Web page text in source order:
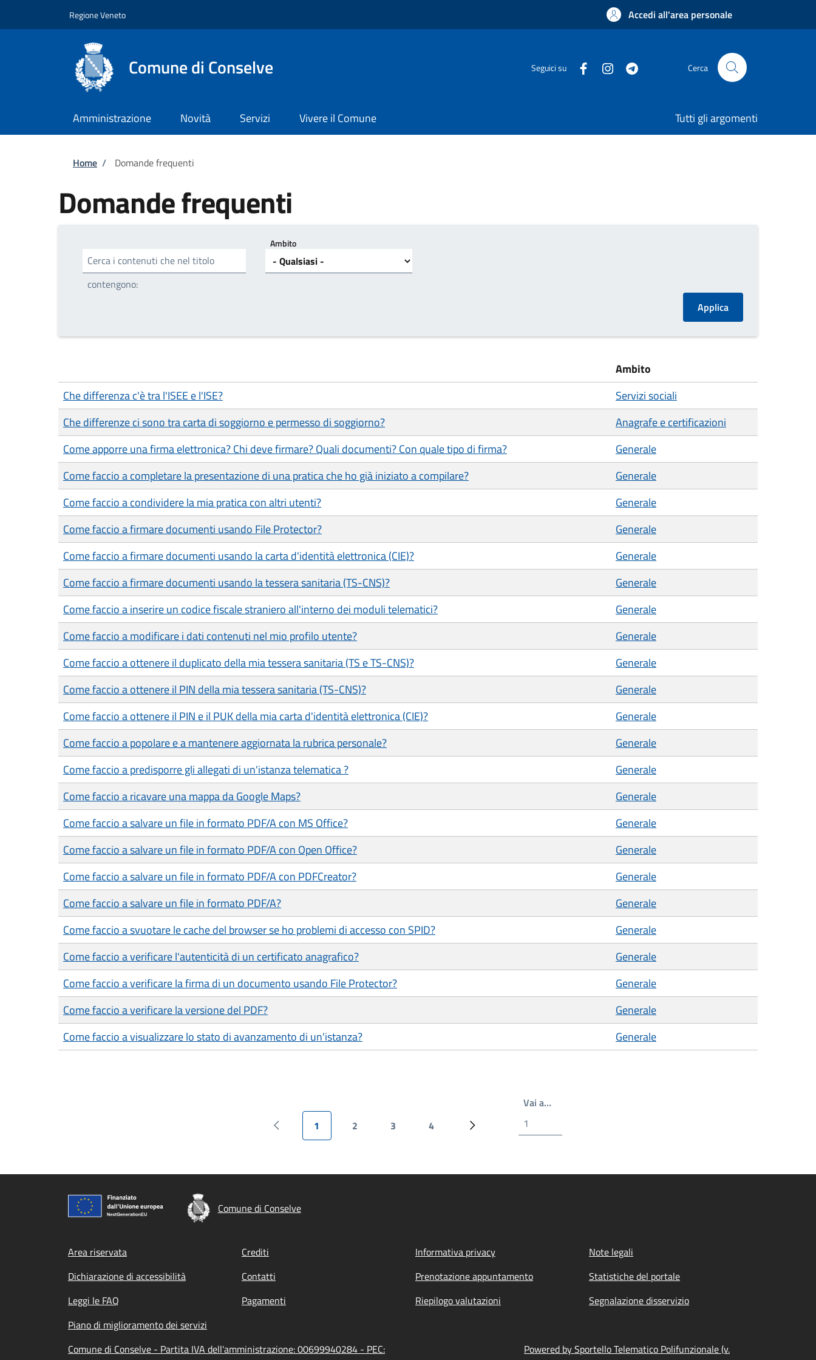
Regione Veneto Accedi all'area personale
Comune di Conselve Seguici su Cerca
Amministrazione Novità Servizi Vivere il Comune Tutti gli argomenti
Briciole di pane
Home / Domande frequenti
Domande frequenti
Cerca i contenuti che nel titolo
contengono:
Ambito
Ambito
Che differenza c'è tra l'ISEE e l'ISE?
Servizi sociali
Che differenze ci sono tra carta di soggiorno e permesso di soggiorno?
Anagrafe e certificazioni
Come apporre una firma elettronica? Chi deve firmare? Quali documenti? Con quale tipo di firma?
Generale
Come faccio a completare la presentazione di una pratica che ho già iniziato a compilare?
Generale
Come faccio a condividere la mia pratica con altri utenti?
Generale
Come faccio a firmare documenti usando File Protector?
Generale
Come faccio a firmare documenti usando la carta d'identità elettronica (CIE)?
Generale
Come faccio a firmare documenti usando la tessera sanitaria (TS-CNS)?
Generale
Come faccio a inserire un codice fiscale straniero all'interno dei moduli telematici?
Generale
Come faccio a modificare i dati contenuti nel mio profilo utente?
Generale
Come faccio a ottenere il duplicato della mia tessera sanitaria (TS e TS-CNS)?
Generale
Come faccio a ottenere il PIN della mia tessera sanitaria (TS-CNS)?
Generale
Come faccio a ottenere il PIN e il PUK della mia carta d'identità elettronica (CIE)?
Generale
Come faccio a popolare e a mantenere aggiornata la rubrica personale?
Generale
Come faccio a predisporre gli allegati di un'istanza telematica ?
Generale
Come faccio a ricavare una mappa da Google Maps?
Generale
Come faccio a salvare un file in formato PDF/A con MS Office?
Generale
Come faccio a salvare un file in formato PDF/A con Open Office?
Generale
Come faccio a salvare un file in formato PDF/A con PDFCreator?
Generale
Come faccio a salvare un file in formato PDF/A?
Generale
Come faccio a svuotare le cache del browser se ho problemi di accesso con SPID?
Generale
Come faccio a verificare l'autenticità di un certificato anagrafico?
Generale
Come faccio a verificare la firma di un documento usando File Protector?
Generale
Come faccio a verificare la versione del PDF?
Generale
Come faccio a visualizzare lo stato di avanzamento di un'istanza?
Generale
Previous pageCurrent page
1
Pagina
2
Pagina
3
Pagina
4
Pagina successiva
Vai a…Write the page number you want to go to
Comune di Conselve
Footer menu
Area riservata Crediti Informativa privacy
Note legali
Dichiarazione di accessibilità
Contatti Prenotazione appuntamento
Statistiche del portale
Leggi le FAQ
Pagamenti Riepilogo valutazioni
Segnalazione disservizio
Piano di miglioramento dei servizi
Comune di Conselve - Partita IVA dell'amministrazione: 00699940284 - PEC:
Powered by Sportello Telematico Polifunzionale (v.